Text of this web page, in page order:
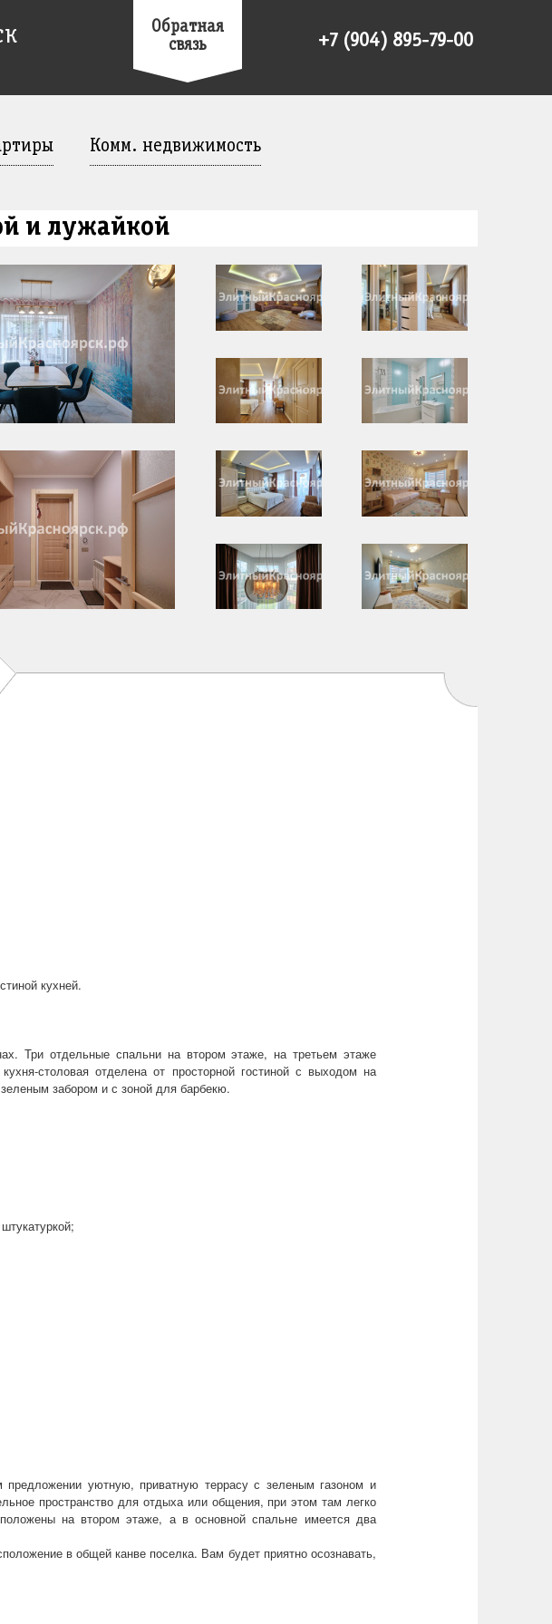
Обратная
связь
+7 (904) 895-79-00
Комм. недвижимость
и лужайкой
кухней.
Три отдельные спальни на втором этаже, на третьем этаже
столовая отделена от просторной гостиной с выходом на
забором и с зоной для барбекю.
уютную, приватную террасу с зеленым газоном и
пространство для отдыха или общения, при этом там легко
на втором этаже, а в основной спальне имеется два
в общей канве поселка. Вам будет приятно осознавать,